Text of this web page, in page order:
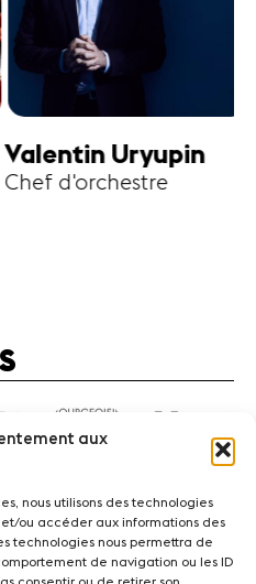
aux
nous utilisons des technologies
ou accéder aux informations des
technologies nous permettra de
de navigation ou les ID
Amihai
Alto
Bénévoles Médiation